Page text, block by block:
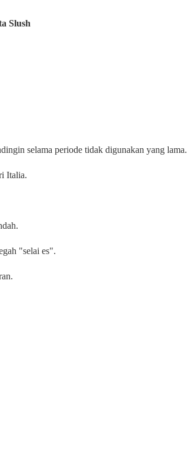
Slush
selama periode tidak digunakan yang lama.
Italia.
"selai es".